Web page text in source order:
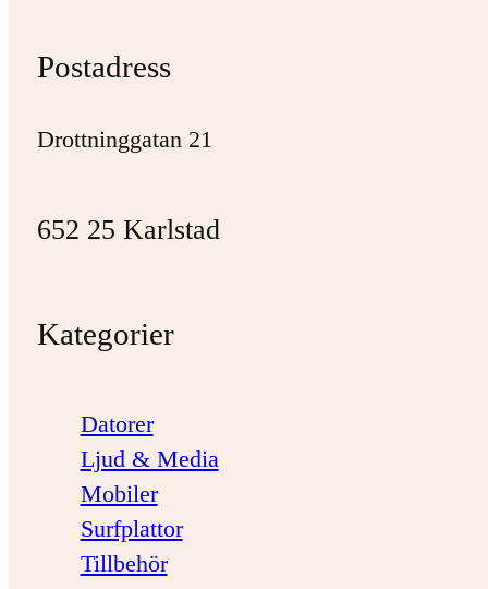
Postadress
Drottninggatan 21
652 25 Karlstad
Kategorier
Datorer
Ljud & Media
Mobiler
Surfplattor
Tillbehör